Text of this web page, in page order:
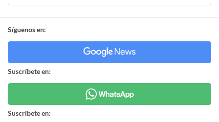
Síguenos en:
Suscríbete en:
Suscríbete en: